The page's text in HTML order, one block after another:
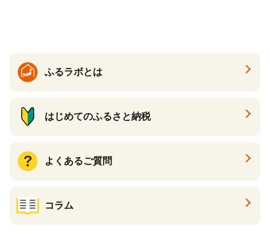
ふるラボとは
はじめてのふるさと納税
よくあるご質問
コラム